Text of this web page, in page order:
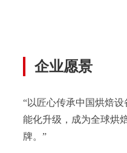
企业愿景
“以匠心传承中国烘焙
能化升级，成为全球烘
牌。”